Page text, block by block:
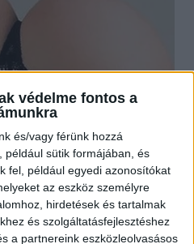
védelme fontos a
és/vagy férünk hozzá
például sütik formájában, és
fel, például egyedi azonosítókat
az eszköz személyre
hirdetések és tartalmak
és szolgáltatásfejlesztéshez
a partnereink eszközleolvasásos